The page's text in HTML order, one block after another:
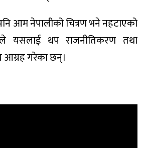
आम नेपालीको चित्रण भने नहटाएको
यसलाई थप राजनीतिकरण तथा
आग्रह गरेका छन्।